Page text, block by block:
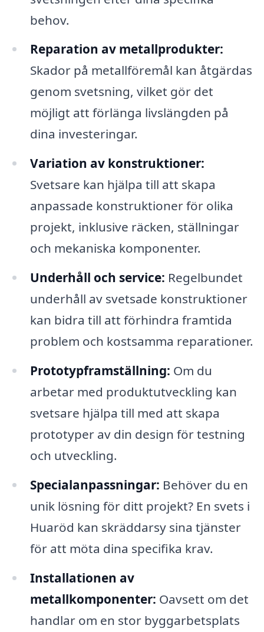
behov.
Reparation av metallprodukter:
Skador på metallföremål kan åtgärdas
genom svetsning, vilket gör det
möjligt att förlänga livslängden på
dina investeringar.
Variation av konstruktioner:
Svetsare kan hjälpa till att skapa
anpassade konstruktioner för olika
projekt, inklusive räcken, ställningar
och mekaniska komponenter.
Underhåll och service: Regelbundet
underhåll av svetsade konstruktioner
kan bidra till att förhindra framtida
problem och kostsamma reparationer.
Prototypframställning: Om du
arbetar med produktutveckling kan
svetsare hjälpa till med att skapa
prototyper av din design för testning
och utveckling.
Specialanpassningar: Behöver du en
unik lösning för ditt projekt? En svets i
Huaröd kan skräddarsy sina tjänster
för att möta dina specifika krav.
Installationen av
metallkomponenter: Oavsett om det
handlar om en stor byggarbetsplats